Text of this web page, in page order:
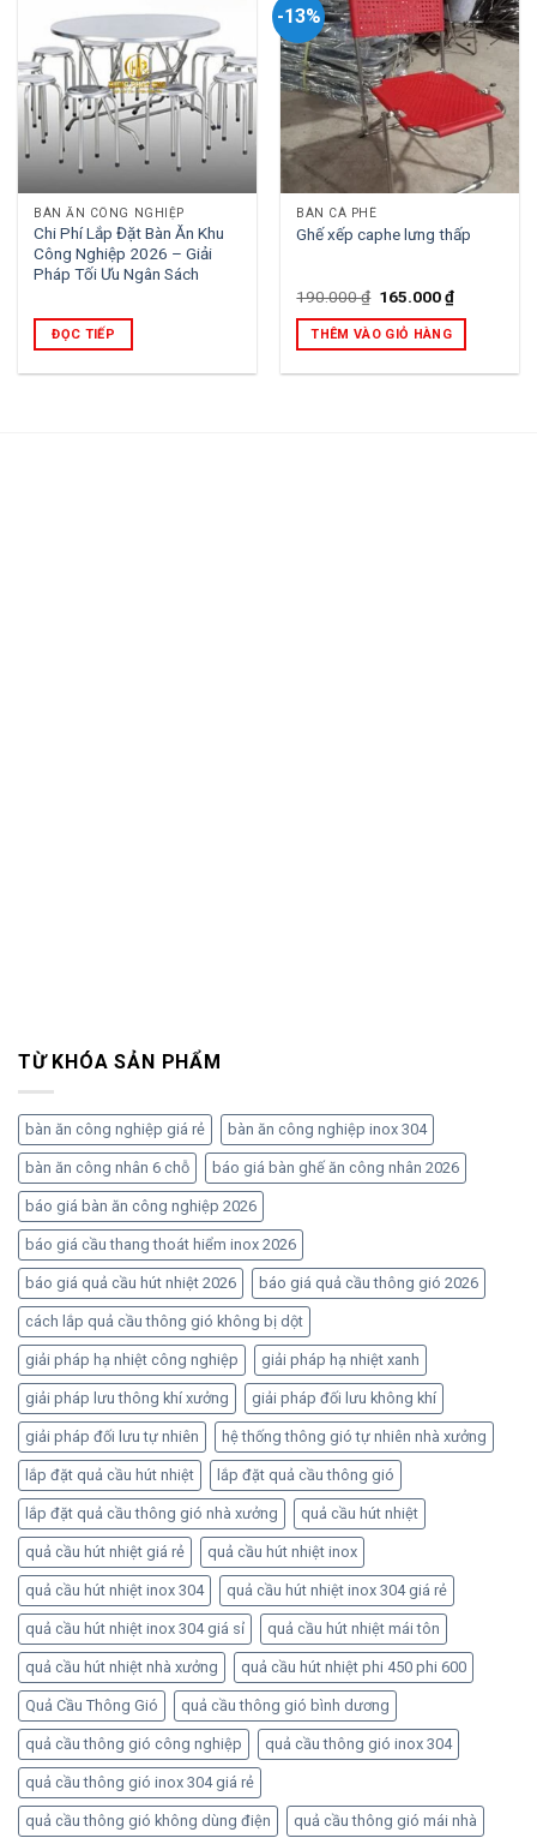
BÀN ĂN CÔNG NGHIỆP
Chi Phí Lắp Đặt Bàn Ăn Khu
Công Nghiệp 2026 – Giải
Pháp Tối Ưu Ngân Sách
ĐỌC TIẾP
-13%
BÀN CÀ PHÊ
Ghế xếp caphe lưng thấp
190.000₫ Giá
là:
190.000 ₫.
165.000₫Giá
tại
THÊM VÀO GIỎ HÀNG
TỪ KHÓA SẢN PHẨM
bàn ăn công nghiệp giá rẻ bàn ăn công nghiệp inox 304
bàn ăn công nhân 6 chỗ báo giá bàn ghế ăn công nhân 2026
báo giá bàn ăn công nghiệp 2026
báo giá cầu thang thoát hiểm inox 2026
báo giá quả cầu hút nhiệt 2026 báo giá quả cầu thông gió 2026
cách lắp quả cầu thông gió không bị dột
giải pháp hạ nhiệt công nghiệp giải pháp hạ nhiệt xanh
giải pháp lưu thông khí xưởng giải pháp đối lưu không khí
giải pháp đối lưu tự nhiên hệ thống thông gió tự nhiên nhà xưởng
lắp đặt quả cầu hút nhiệt lắp đặt quả cầu thông gió
lắp đặt quả cầu thông gió nhà xưởng quả cầu hút nhiệt
quả cầu hút nhiệt giá rẻ quả cầu hút nhiệt inox
quả cầu hút nhiệt inox 304 quả cầu hút nhiệt inox 304 giá rẻ
quả cầu hút nhiệt inox 304 giá sỉ quả cầu hút nhiệt mái tôn
quả cầu hút nhiệt nhà xưởng quả cầu hút nhiệt phi 450 phi 600
Quả Cầu Thông Gió quả cầu thông gió bình dương
quả cầu thông gió công nghiệp quả cầu thông gió inox 304
quả cầu thông gió inox 304 giá rẻ
quả cầu thông gió không dùng điện quả cầu thông gió mái nhà